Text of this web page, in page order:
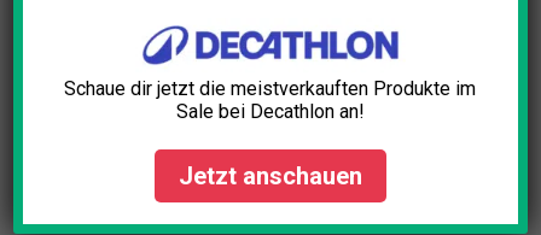
Muay Thai Schienbeinschoner
Test: Die 5 besten
(Bestenliste)
Schaue dir jetzt die meistverkauften Produkte im
Sale bei Decathlon an!
Jetzt anschauen